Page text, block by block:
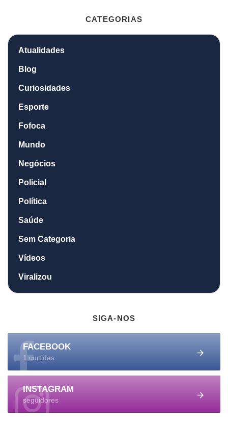
CATEGORIAS
Atualidades
Blog
Curiosidades
Esporte
Fofoca
Mundo
Negócios
Policial
Política
Saúde
Sem Categoria
Vídeos
Viralizou
SIGA-NOS
FACEBOOK
1 curtidas
INSTAGRAM
seguidores